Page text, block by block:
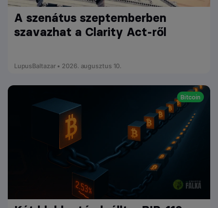
A szenátus szeptemberben
szavazhat a Clarity Act-ről
LupusBaltazar • 2026. augusztus 10.
Bitcoin